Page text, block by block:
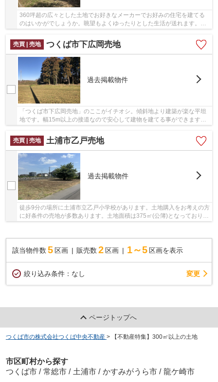
360坪超の広々とした土地でお好きなメーカーでお好みの住宅を建てる
のはいかがでしょうか。眺望もよくゆったりとした生活が送れます。区
売買 | 売地
つくば市下広岡売地
過去掲載物件
「つくば市下広岡売地」のここがイチオシ。傾斜地より建築が楽な平坦
地です。幅15m以上の接道なので安心して建物を建てる事ができます。
売買 | 売地
土浦市乙戸売地
過去掲載物件
徒歩9分の場所に土浦市立乙戸小学校があります。土地購入をお考えの方
に好条件の売地が多数あります。土地面積は375㎡(公簿)となっておりま
す。平坦地なので、擁壁・造成費用を削減で...
該当物件数 5 区画 販売数 2 区画 1～5 区画を表示
絞り込み条件： なし 変更
ページトップへ
つくば市の株式会社つくば中央不動産 > 【不動産特集】300㎡以上の土地
市区町村から探す
つくば市 / 常総市 / 土浦市 / かすみがうら市 / 龍ケ崎市